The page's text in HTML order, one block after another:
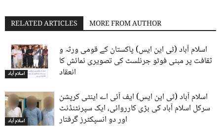
RELATED ARTICLES MORE FROM AUTHOR
اسلام آباد
اسلام آباد (ٹی این ایس) پاکستان کے قومی ورثہ و
ثقافت پر مبنی فوٹو جرنلسٹ کی تصویری نمائش کا
انعقاد
اسلام آباد
اسلام آباد (ٹی این ایس) ایف آئی اے اینٹی کرپشن
سرکل اسلام آباد کی بڑی کارروائی، ایک سپرنٹنڈنٹ
اور دو انسپکٹرز گرفتار